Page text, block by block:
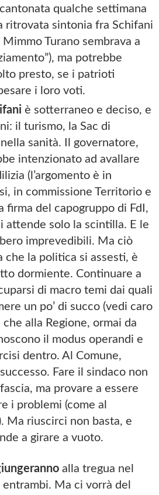
qualche settimana
ritrovata sintonia fra Schifani
Turano sembrava a
ma potrebbe
presto, se i patrioti
i loro voti.
è sotterraneo e deciso, e
il turismo, la Sac di
sanità. Il governatore,
intenzionato ad avallare
(l’argomento è in
in commissione Territorio e
firma del capogruppo di FdI,
attende solo la scintilla. E le
imprevedibili. Ma ciò
che la politica si assesti, è
dormiente. Continuare a
di macro temi dai quali
un po’ di succo (vedi caro
alla Regione, ormai da
il modus operandi e
dentro. Al Comune,
Fare il sindaco non
ma provare a essere
i problemi (come al
Ma riuscirci non basta, e
a girare a vuoto.
alla tregua nel
Ma ci vorrà del